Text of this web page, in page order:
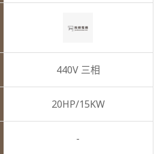
440V 三相
20HP/15KW
-